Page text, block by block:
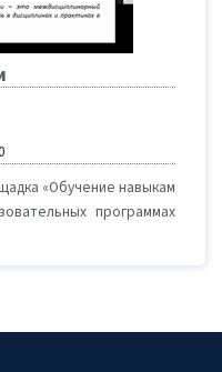
«Обучение навыкам
программах